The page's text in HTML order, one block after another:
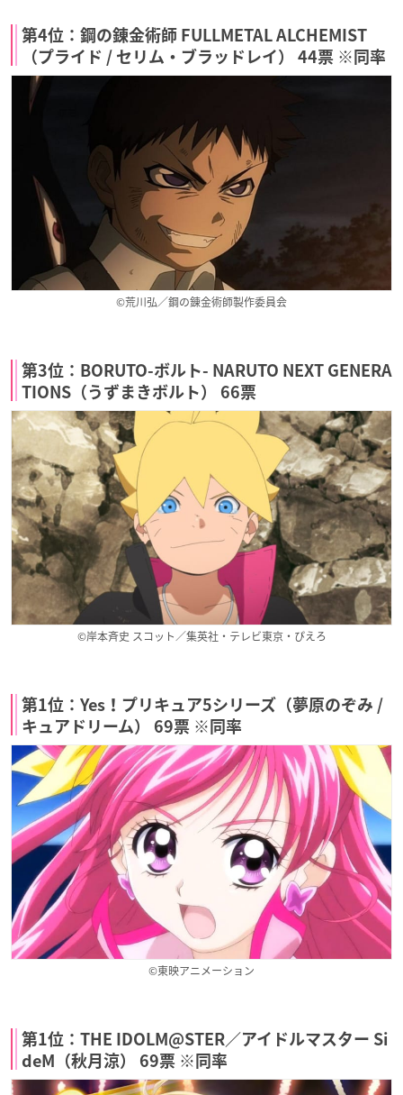
第4位：鋼の錬金術師 FULLMETAL ALCHEMIST
（プライド / セリム・ブラッドレイ） 44票 ※同率
©荒川弘／鋼の錬金術師製作委員会
第3位：BORUTO-ボルト- NARUTO NEXT GENERA
TIONS（うずまきボルト） 66票
©岸本斉史 スコット／集英社・テレビ東京・ぴえろ
第1位：Yes！プリキュア5シリーズ（夢原のぞみ /
キュアドリーム） 69票 ※同率
©東映アニメーション
第1位：THE IDOLM@STER／アイドルマスター Si
deM（秋月涼） 69票 ※同率